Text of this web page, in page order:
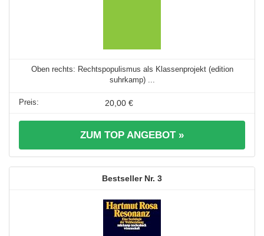
Oben rechts: Rechtspopulismus als Klassenprojekt (edition
suhrkamp) ...
20,00 €
ZUM TOP ANGEBOT »
3